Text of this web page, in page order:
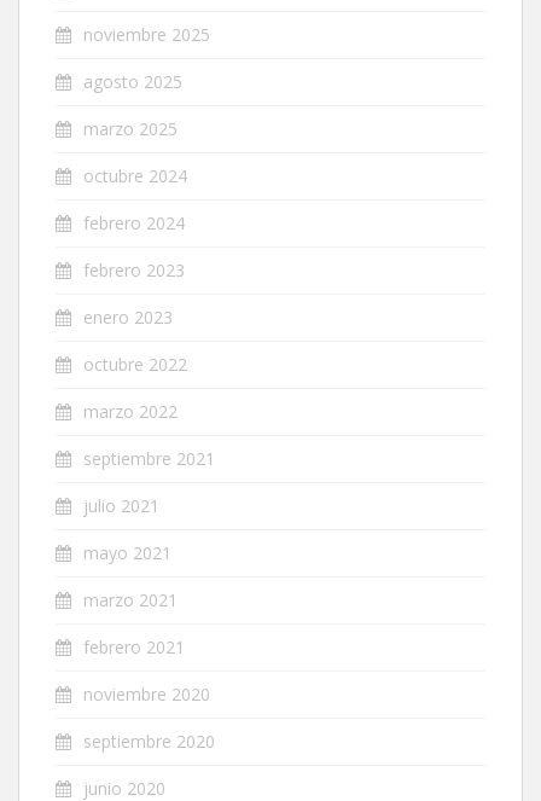
noviembre 2025
agosto 2025
marzo 2025
octubre 2024
febrero 2024
febrero 2023
enero 2023
octubre 2022
marzo 2022
septiembre 2021
julio 2021
mayo 2021
marzo 2021
febrero 2021
noviembre 2020
septiembre 2020
junio 2020